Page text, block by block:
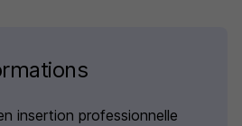
insertion professionnelle